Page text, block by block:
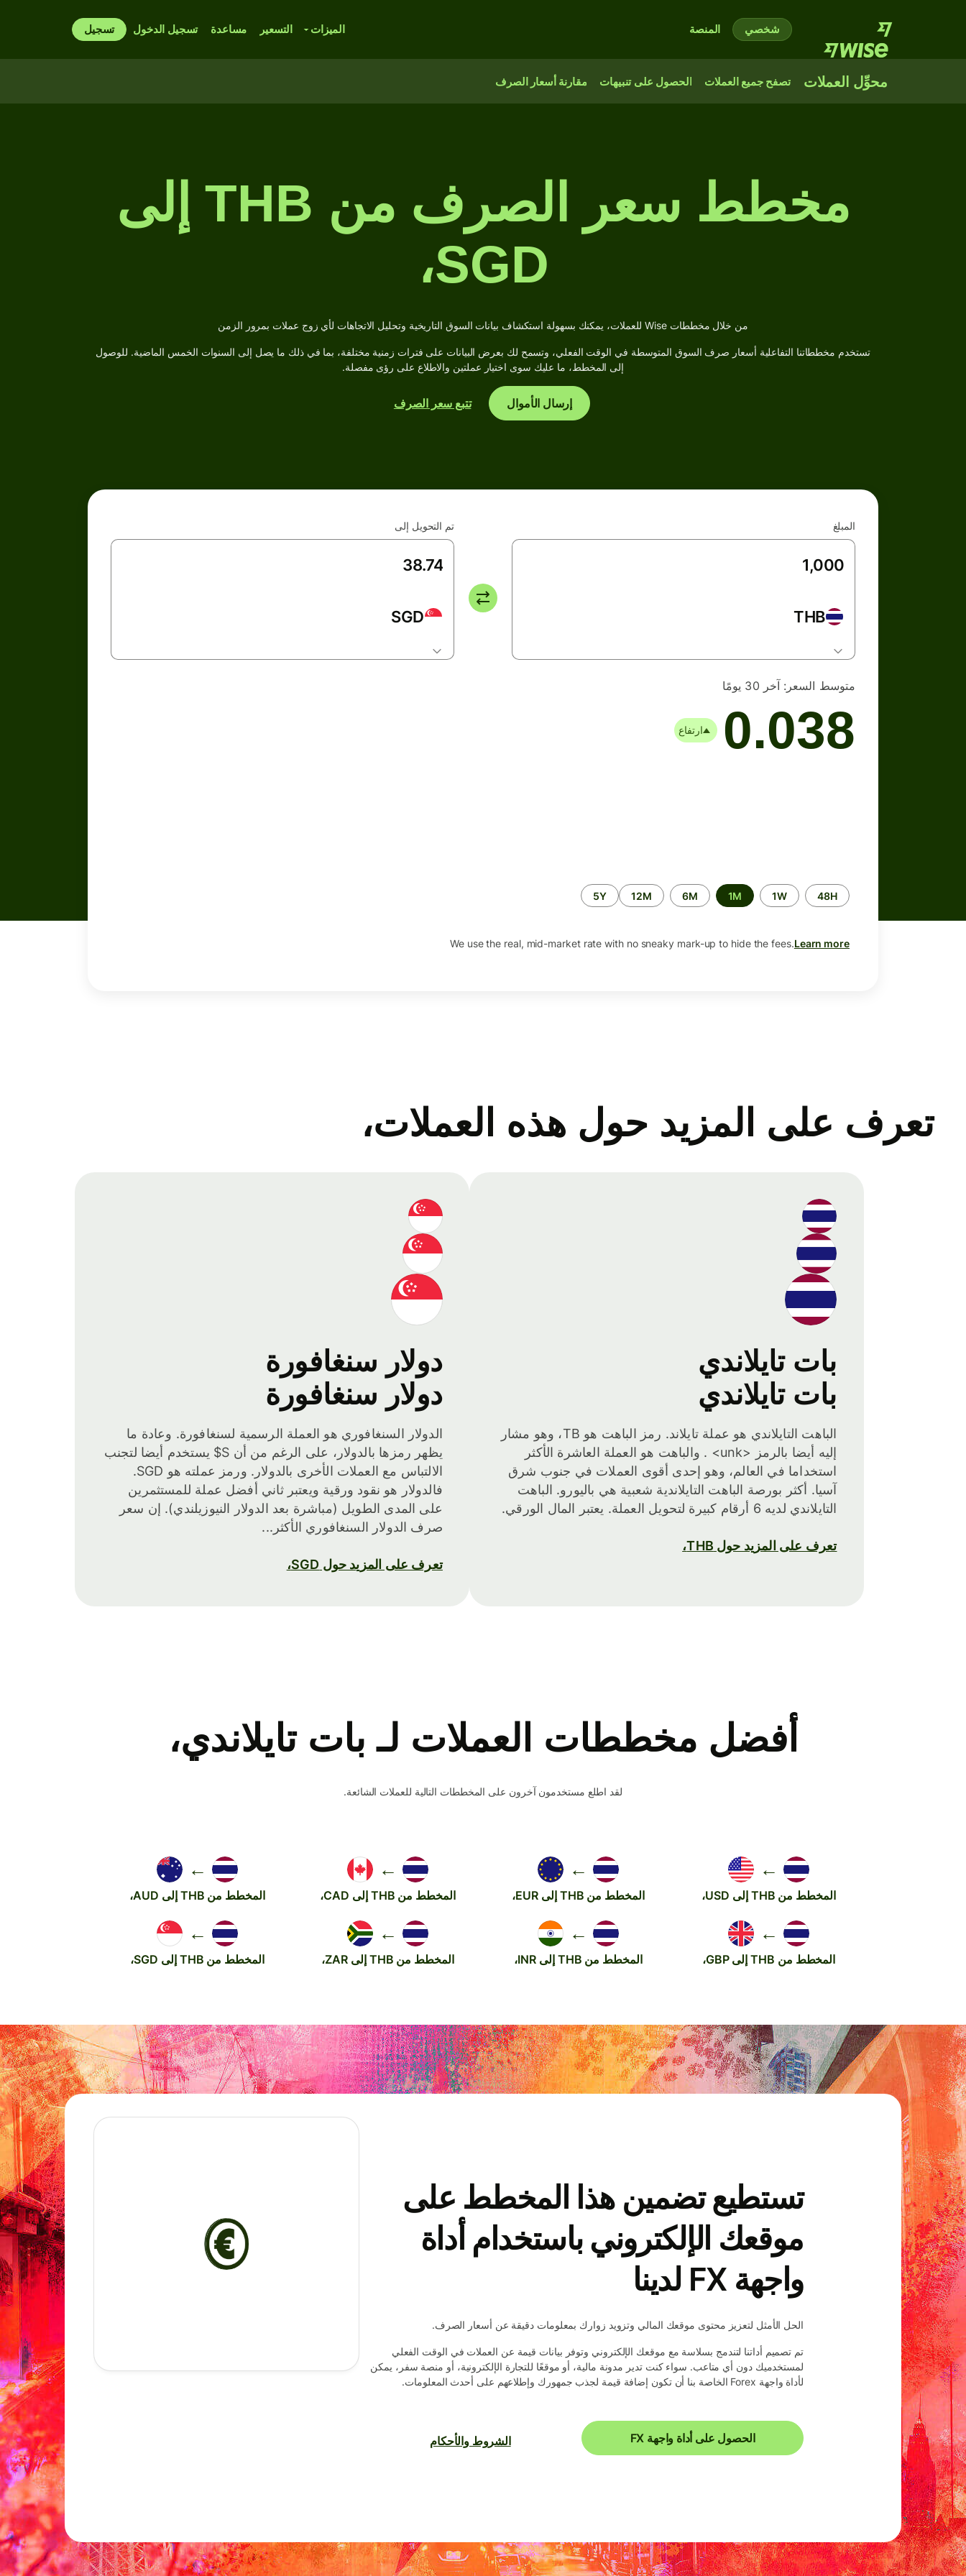
شخصي المنصة الميزات التسعير مساعدة تسجيل الدخول تسجيل
محوِّل العملات تصفح جميع العملات الحصول على تنبيهات مقارنة أسعار الصرف
مخطط سعر الصرف من THB إلى
SGD،
من خلال مخططات Wise للعملات، يمكنك بسهولة استكشاف بيانات السوق التاريخية وتحليل الاتجاهات لأي زوج عملات بمرور الزمن
تستخدم مخططاتنا التفاعلية أسعار صرف السوق المتوسطة في الوقت الفعلي، وتسمح لك بعرض البيانات على فترات زمنية مختلفة، بما في ذلك ما يصل إلى السنوات الخمس الماضية. للوصول
إلى المخطط، ما عليك سوى اختيار عملتين والاطلاع على رؤى مفصلة.
إرسال الأموال تتبع سعر الصرف
المبلغ
THB
تم التحويل إلى
SGD
متوسط السعر: آخر 30 يومًا
0.038 ارتفاع
الفترة
الزمنية
48H
1W
1M
6M
12M
5Y
We use the real, mid-market rate with no sneaky mark-up to hide the fees.Learn more
تعرف على المزيد حول هذه العملات،
بات تايلاندي
بات تايلاندي
الباهت التايلاندي هو عملة تايلاند. رمز الباهت هو TB، وهو مشار
إليه أيضا بالرمز <unk> . والباهت هو العملة العاشرة الأكثر
استخداما في العالم، وهو إحدى أقوى العملات في جنوب شرق
آسيا. أكثر بورصة الباهت التايلاندية شعبية هي باليورو. الباهت
التايلاندي لديه 6 أرقام كبيرة لتحويل العملة. يعتبر المال الورقي.
تعرف على المزيد حول THB،
دولار سنغافورة
دولار سنغافورة
الدولار السنغافوري هو العملة الرسمية لسنغافورة. وعادة ما
يظهر رمزها بالدولار، على الرغم من أن S$ يستخدم أيضا لتجنب
الالتباس مع العملات الأخرى بالدولار. ورمز عملته هو SGD.
فالدولار هو نقود ورقية ويعتبر ثاني أفضل عملة للمستثمرين
على المدى الطويل (مباشرة بعد الدولار النيوزيلندي). إن سعر
صرف الدولار السنغافوري الأكثر...
تعرف على المزيد حول SGD،
أفضل مخططات العملات لـ بات تايلاندي،
لقد اطلع مستخدمون آخرون على المخططات التالية للعملات الشائعة.
←
المخطط من THB إلى USD،
←
المخطط من THB إلى EUR،
←
المخطط من THB إلى CAD،
←
المخطط من THB إلى AUD،
←
المخطط من THB إلى GBP،
←
المخطط من THB إلى INR،
←
المخطط من THB إلى ZAR،
←
المخطط من THB إلى SGD،
تستطيع تضمين هذا المخطط على
موقعك الإلكتروني باستخدام أداة
واجهة FX لدينا
الحل الأمثل لتعزيز محتوى موقعك المالي وتزويد زوارك بمعلومات دقيقة عن أسعار الصرف.
تم تصميم أداتنا لتندمج بسلاسة مع موقعك الإلكتروني وتوفر بيانات قيمة عن العملات في الوقت الفعلي
لمستخدميك دون أي متاعب. سواء كنت تدير مدونة مالية، أو موقعًا للتجارة الإلكترونية، أو منصة سفر، يمكن
لأداة واجهة Forex الخاصة بنا أن تكون إضافة قيمة لجذب جمهورك وإطلاعهم على أحدث المعلومات.
الحصول على أداة واجهة FX الشروط والأحكام